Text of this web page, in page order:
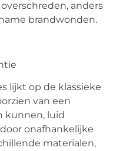
anders
brandwonden.
lijkt op de klassieke
van een
kunnen, luid
onafhankelijke
materialen,